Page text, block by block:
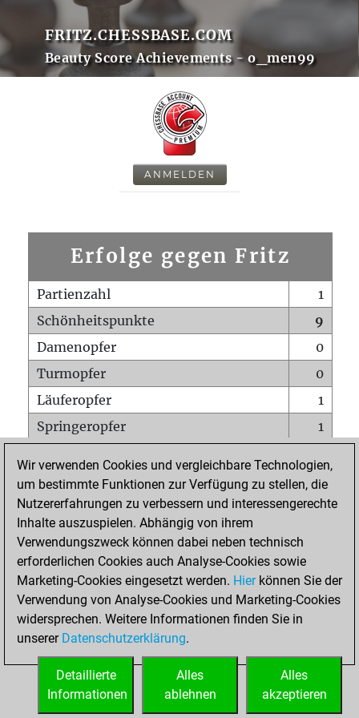
FRITZ.CHESSBASE.COM
Beauty Score Achievements - o_men99
ANMELDEN
Erfolge gegen Fritz
Partienzahl
1
Schönheitspunkte
9
Damenopfer
0
Turmopfer
0
Läuferopfer
1
Springeropfer
1
Matt auf vollem Brett
0
Bauer setzt Matt
0
Erstickte Matts
Unterverwandlungen
Türme auf der siebten
0
STARTSEITE
Wir verwenden Cookies und vergleichbare Technologien,
um bestimmte Funktionen zur Verfügung zu stellen, die
Nutzererfahrungen zu verbessern und interessengerechte
Inhalte auszuspielen. Abhängig von ihrem
Verwendungszweck können dabei neben technisch
erforderlichen Cookies auch Analyse-Cookies sowie
Marketing-Cookies eingesetzt werden. Hierkönnen Sie der
Verwendung von Analyse-Cookies und Marketing-Cookies
widersprechen. Weitere Informationen finden Sie in
unserer Datenschutzerklärung.
Alles
akzeptieren
Alles
ablehnen
Detaillierte
Informationen